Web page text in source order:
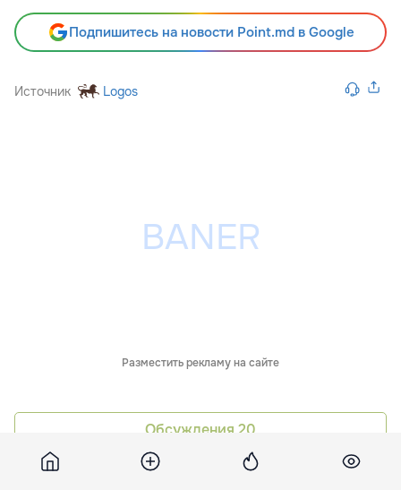
Подпишитесь на новости Point.md в Google
Источник Logos
Разместить рекламу на сайте
Обсуждения 20